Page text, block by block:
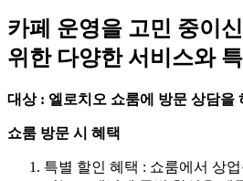
카페 운영을 고민 중이
위한 다양한 서비스와
대상 : 엘로치오 쇼룸에 방문 상담을
쇼룸 방문 시 혜택
특별 할인 혜택 : 쇼룸에서 상